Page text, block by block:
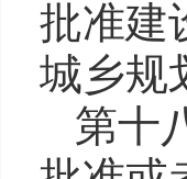
批准建
城乡规
第十